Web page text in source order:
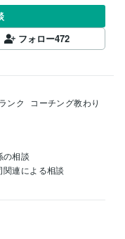
フォロー472
ンク
コーチング教わり
の相談
関連による相談